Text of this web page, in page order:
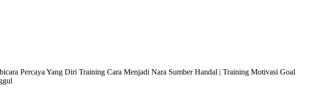
Percaya Yang Diri Training Cara Menjadi Nara Sumber Handal | Training Motivasi Goal